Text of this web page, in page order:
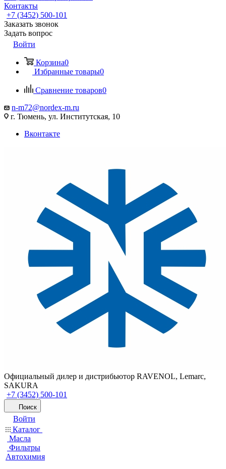
Контакты
+7 (3452) 500-101
Заказать звонок
Задать вопрос
Войти
Корзина0
Избранные товары0
Сравнение товаров0
n-m72@nordex-m.ru
г. Тюмень, ул. Институтская, 10
Вконтакте
Официальный дилер и дистрибьютор RAVENOL, Lemarc,
SAKURA
+7 (3452) 500-101
Поиск
Войти
Каталог
Масла
Фильтры
Автохимия